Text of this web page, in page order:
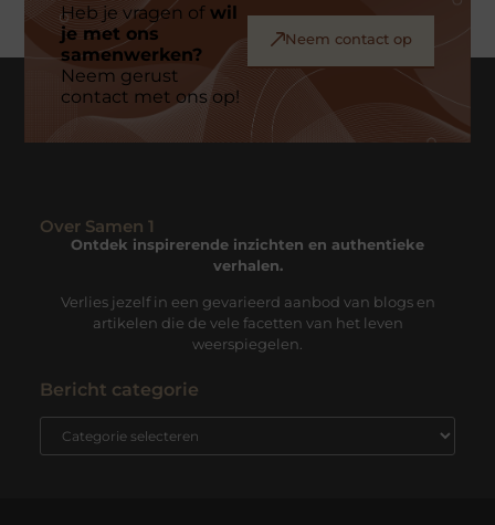
Heb je vragen ofwil
je met ons
samenwerken?
Neem gerust
contact met ons op!
Neem contact op
Over Samen 1
Ontdek inspirerende inzichten en authentieke
verhalen.
Verlies jezelf in een gevarieerd aanbod van blogs en
artikelen die de vele facetten van het leven
weerspiegelen.
Bericht categorie